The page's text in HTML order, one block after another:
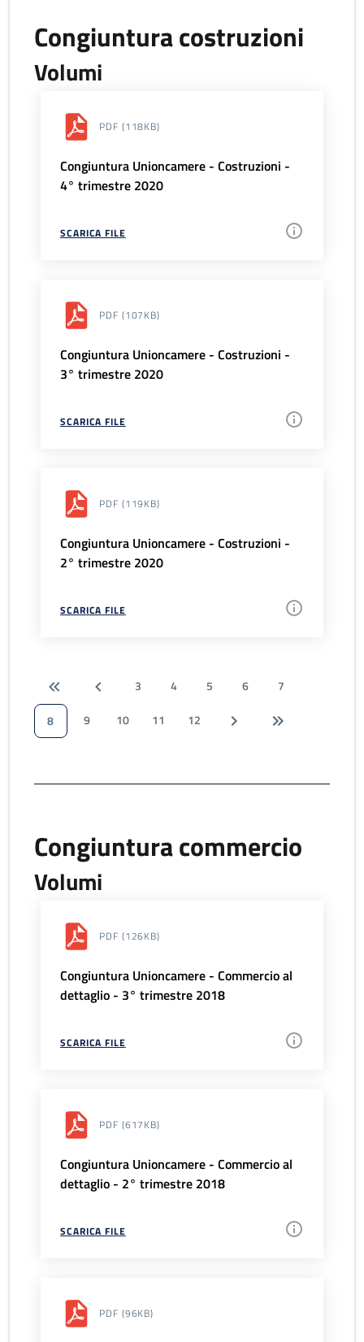
Congiuntura costruzioni
Volumi
PDF (118KB)
Congiuntura Unioncamere - Costruzioni -
4° trimestre 2020
SCARICA FILE
PDF (107KB)
Congiuntura Unioncamere - Costruzioni -
3° trimestre 2020
SCARICA FILE
PDF (119KB)
Congiuntura Unioncamere - Costruzioni -
2° trimestre 2020
SCARICA FILE
3 4 5 6
7
8
9 10 11 12
Congiuntura commercio
Volumi
PDF (126KB)
Congiuntura Unioncamere - Commercio al
dettaglio - 3° trimestre 2018
SCARICA FILE
PDF (617KB)
Congiuntura Unioncamere - Commercio al
dettaglio - 2° trimestre 2018
SCARICA FILE
PDF (96KB)